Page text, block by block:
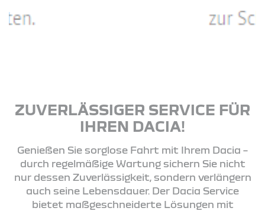
ZUVERLÄSSIGER SERVICE FÜR
IHREN DACIA!
Genießen Sie sorglose Fahrt mit Ihrem Dacia –
durch regelmäßige Wartung sichern Sie nicht
nur dessen Zuverlässigkeit, sondern verlängern
auch seine Lebensdauer. Der Dacia Service
bietet maßgeschneiderte Lösungen mit